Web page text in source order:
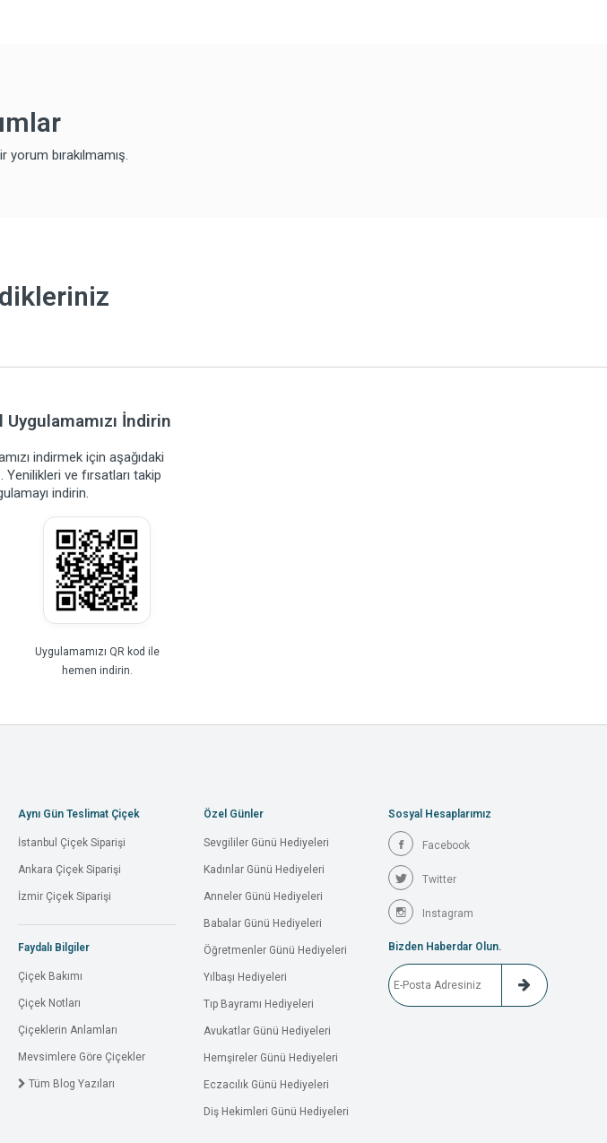
bırakılmamış.
İndirin
indirmek için aşağıdaki
Yenilikleri ve fırsatları takip
indirin.
Uygulamamızı QR kod ile
hemen indirin.
Aynı Gün Teslimat Çiçek
İstanbul Çiçek Siparişi
Ankara Çiçek Siparişi
İzmir Çiçek Siparişi
Faydalı Bilgiler
Çiçek Bakımı
Çiçek Notları
Çiçeklerin Anlamları
Mevsimlere Göre Çiçekler
Tüm Blog Yazıları
Özel Günler
Sevgililer Günü Hediyeleri
Kadınlar Günü Hediyeleri
Anneler Günü Hediyeleri
Babalar Günü Hediyeleri
Öğretmenler Günü Hediyeleri
Yılbaşı Hediyeleri
Tıp Bayramı Hediyeleri
Avukatlar Günü Hediyeleri
Hemşireler Günü Hediyeleri
Eczacılık Günü Hediyeleri
Diş Hekimleri Günü Hediyeleri
Sosyal Hesaplarımız
Facebook
Twitter
Instagram
Bizden Haberdar Olun.